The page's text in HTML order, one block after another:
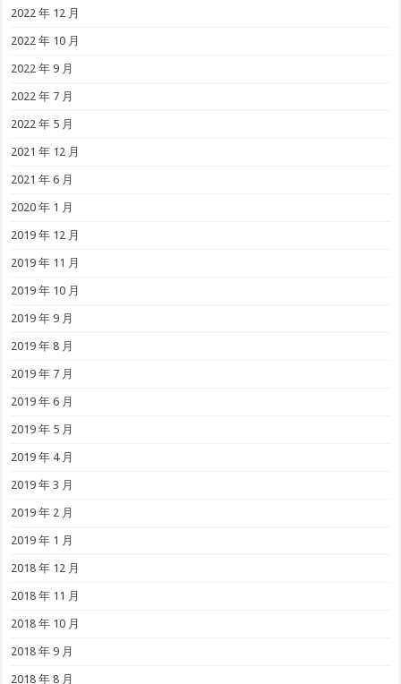
2022 年 12 月
2022 年 10 月
2022 年 9 月
2022 年 7 月
2022 年 5 月
2021 年 12 月
2021 年 6 月
2020 年 1 月
2019 年 12 月
2019 年 11 月
2019 年 10 月
2019 年 9 月
2019 年 8 月
2019 年 7 月
2019 年 6 月
2019 年 5 月
2019 年 4 月
2019 年 3 月
2019 年 2 月
2019 年 1 月
2018 年 12 月
2018 年 11 月
2018 年 10 月
2018 年 9 月
2018 年 8 月